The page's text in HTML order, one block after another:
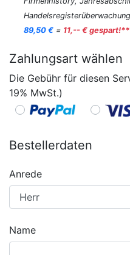
89,50 € = 11,-- € gespart!**
Zahlungsart wählen
Die Gebühr für diesen
19% MwSt.)
Bestellerdaten
Anrede
Name